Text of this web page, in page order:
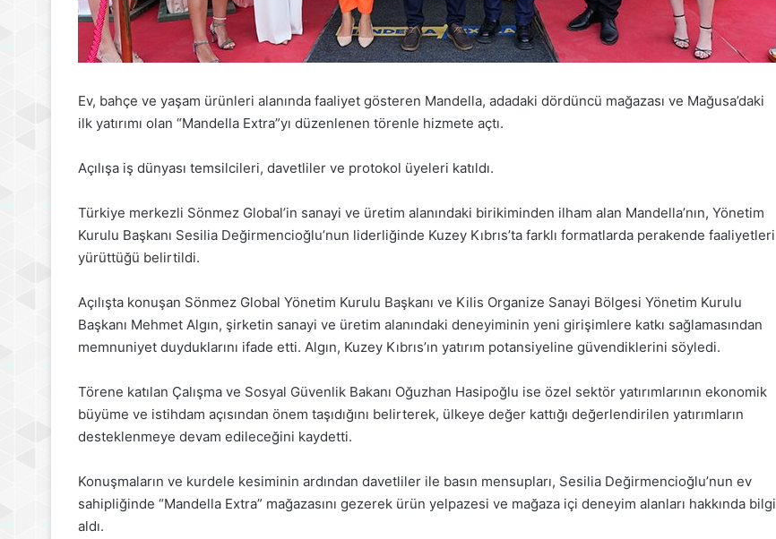
Ev, bahçe ve yaşam ürünleri alanında faaliyet gösteren Mandella, adadaki dördüncü mağazası ve Mağusa’daki
ilk yatırımı olan “Mandella Extra”yı düzenlenen törenle hizmete açtı.
Açılışa iş dünyası temsilcileri, davetliler ve protokol üyeleri katıldı.
Türkiye merkezli Sönmez Global’in sanayi ve üretim alanındaki birikiminden ilham alan Mandella’nın, Yönetim
Kurulu Başkanı Sesilia Değirmencioğlu’nun liderliğinde Kuzey Kıbrıs’ta farklı formatlarda perakende faaliyetleri
yürüttüğü belirtildi.
Açılışta konuşan Sönmez Global Yönetim Kurulu Başkanı ve Kilis Organize Sanayi Bölgesi Yönetim Kurulu
Başkanı Mehmet Algın, şirketin sanayi ve üretim alanındaki deneyiminin yeni girişimlere katkı sağlamasından
memnuniyet duyduklarını ifade etti. Algın, Kuzey Kıbrıs’ın yatırım potansiyeline güvendiklerini söyledi.
Törene katılan Çalışma ve Sosyal Güvenlik Bakanı Oğuzhan Hasipoğlu ise özel sektör yatırımlarının ekonomik
büyüme ve istihdam açısından önem taşıdığını belirterek, ülkeye değer kattığı değerlendirilen yatırımların
desteklenmeye devam edileceğini kaydetti.
Konuşmaların ve kurdele kesiminin ardından davetliler ile basın mensupları, Sesilia Değirmencioğlu’nun ev
sahipliğinde “Mandella Extra” mağazasını gezerek ürün yelpazesi ve mağaza içi deneyim alanları hakkında bilgi
aldı.